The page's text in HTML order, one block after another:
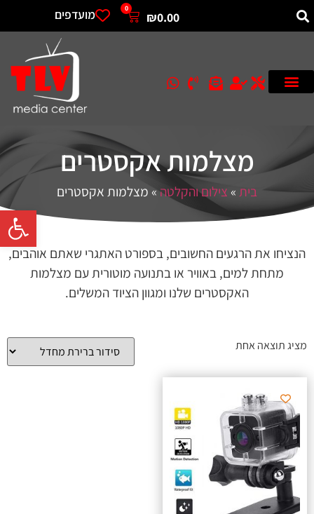
פתח
₪0.00
0 מועדפים
מצלמות אקסטרים
בית»צילום והקלטה»מצלמות אקסטרים
הנציחו את הרגעים החשובים, בספורט האתגרי שאתם אוהבים,
מתחת למים, באוויר או בתנועה מוטורית עם מצלמות
האקסטרים שלנו ומגוון הציוד המשלים.
מציג תוצאה אחת